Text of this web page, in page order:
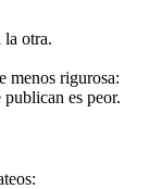
la otra.
menos rigurosa:
es peor.